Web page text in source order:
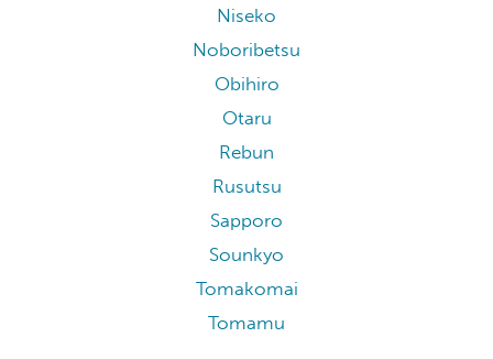
Kushiro
Kushiro
Kutchan